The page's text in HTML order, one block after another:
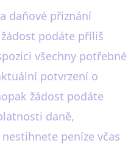
daňové přiznání
podáte příliš
všechny potřebné
potvrzení o
žádost podáte
daně,
peníze včas